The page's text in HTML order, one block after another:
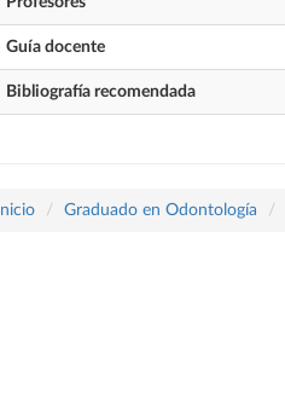
Guía docente
Bibliografía recomendada
Inicio Graduado en Odontología